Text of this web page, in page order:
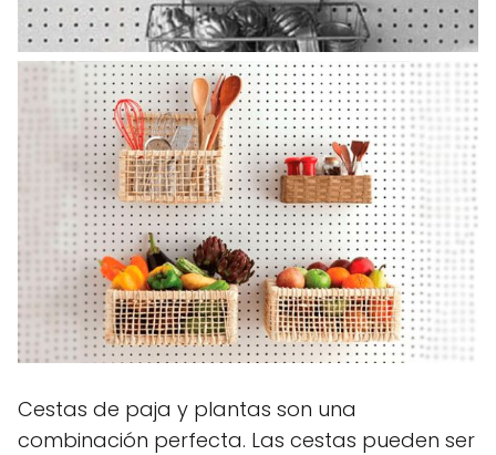
Cestas de paja y plantas son una
combinación perfecta. Las cestas pueden ser